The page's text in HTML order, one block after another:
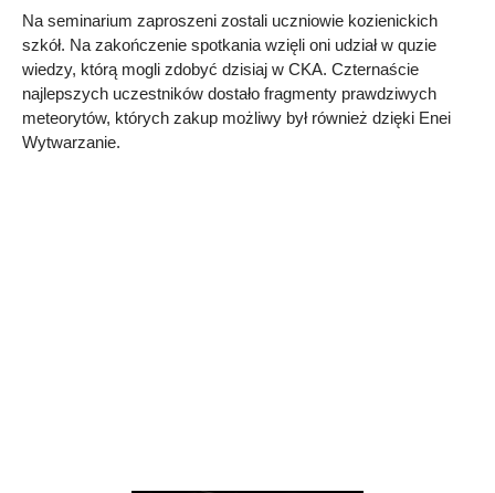
Na seminarium zaproszeni zostali uczniowie kozienickich
szkół. Na zakończenie spotkania wzięli oni udział w quzie
wiedzy, którą mogli zdobyć dzisiaj w CKA. Czternaście
najlepszych uczestników dostało fragmenty prawdziwych
meteorytów, których zakup możliwy był również dzięki Enei
Wytwarzanie.